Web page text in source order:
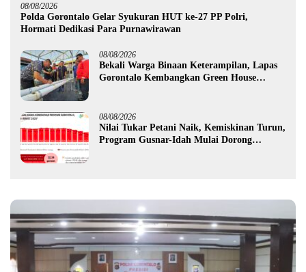
08/08/2026
Polda Gorontalo Gelar Syukuran HUT ke-27 PP Polri,
Hormati Dedikasi Para Purnawirawan
08/08/2026
Bekali Warga Binaan Keterampilan, Lapas
Gorontalo Kembangkan Green House
08/08/2026
Nilai Tukar Petani Naik, Kemiskinan Turun,
Program Gusnar-Idah Mulai Dorong